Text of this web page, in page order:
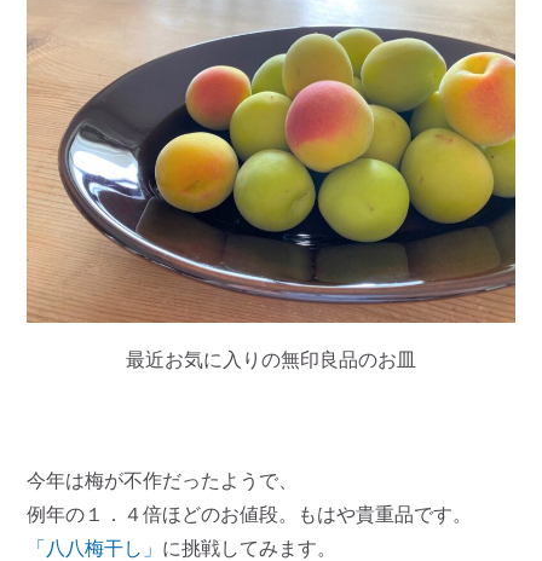
最近お気に入りの無印良品のお皿
今年は梅が不作だったようで、
例年の１．４倍ほどのお値段。もはや貴重品です。
「八八梅干し」 に挑戦してみます。